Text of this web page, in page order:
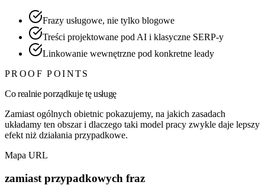
Frazy usługowe, nie tylko blogowe
Treści projektowane pod AI i klasyczne SERP-y
Linkowanie wewnętrzne pod konkretne leady
PROOF POINTS
Co realnie porządkuje tę usługę
Zamiast ogólnych obietnic pokazujemy, na jakich zasadach
układamy ten obszar i dlaczego taki model pracy zwykle daje lepszy
efekt niż działania przypadkowe.
Mapa URL
zamiast przypadkowych fraz